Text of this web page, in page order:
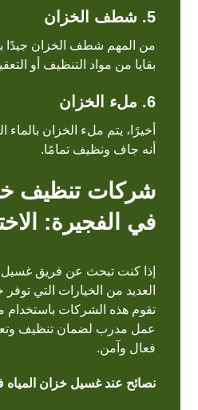
5. شطف الخزان
من المهم شطف الخزان جيدًا
بقايا من مواد التنظيف أو
6. ملء الخزان
أخيرًا، يتم ملء الخزان بالماء
أنه جاف ونظيف تمامًا.
شركات تنظيف
في الفجيرة:
إذا كنت تبحث عن فريق غسيل
العديد من الخيارات التي
تقوم هذه الشركات
عمل مدرب لضمان تنظيف
فعال وآمن.
نصائح عند غسيل خزان المياه